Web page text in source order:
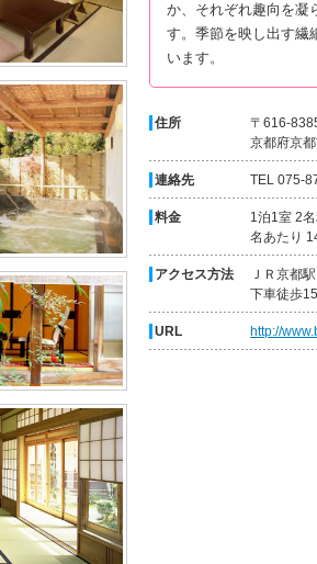
か、それぞれ趣向を凝
す。季節を映し出す繊
います。
住所
〒616-
京都府京
連絡先 TEL 075-
料金
1泊1室 2
名あたり
アクセス方法
ＪＲ京都
下車徒歩
URL http://